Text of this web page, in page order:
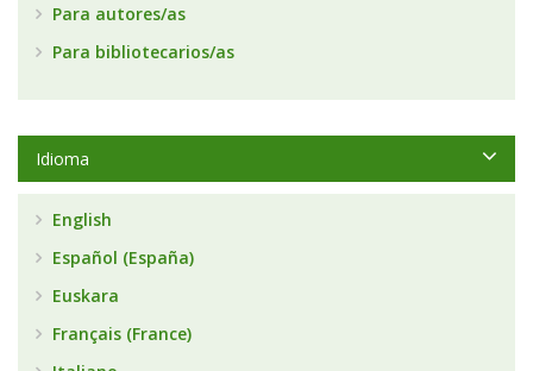
Para autores/as
Para bibliotecarios/as
Idioma
English
Español (España)
Euskara
Français (France)